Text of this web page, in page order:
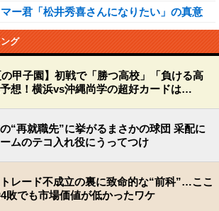
ー君「松井秀喜さんになりたい」の真意
グ
の甲子園】初戦で「勝つ高校」「負ける高
想！横浜vs沖縄尚学の超好カードは…
“再就職先”に挙がるまさかの球団 采配に
ムのテコ入れ役にうってつけ
レード不成立の裏に致命的な“前科”…ここ
敗でも市場価値が低かったワケ